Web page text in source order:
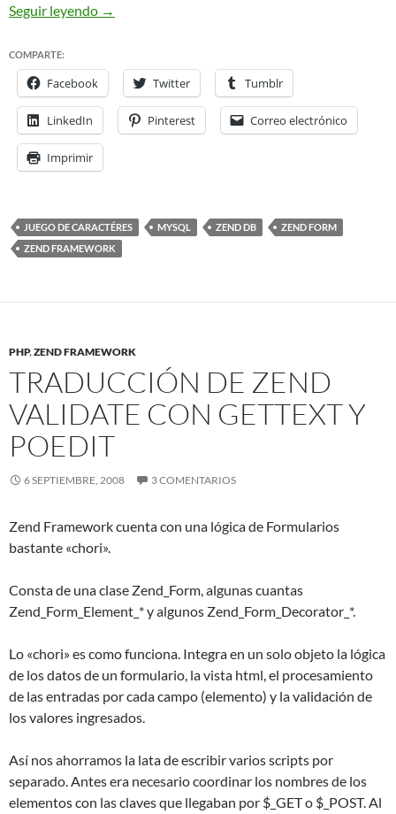
Seguir leyendo ZendFramework: problemas de codificación de
→
COMPARTE:
Facebook Twitter Tumblr
LinkedIn Pinterest Correo electrónico
Imprimir
JUEGO DE CARACTÉRES MYSQL ZEND DB
ZEND FORM
ZEND FRAMEWORK
PHP,ZEND FRAMEWORK
TRADUCCIÓN DE ZEND
VALIDATE CON GETTEXT Y
POEDIT
6 SEPTIEMBRE, 2008 3 COMENTARIOS
Zend Framework cuenta con una lógica de Formularios
bastante «chori».
Consta de una clase Zend_Form, algunas cuantas
Zend_Form_Element_* y algunos Zend_Form_Decorator_*.
Lo «chori» es como funciona. Integra en un solo objeto la lógica
de los datos de un formulario, la vista html, el procesamiento
de las entradas por cada campo (elemento) y la validación de
los valores ingresados.
Así nos ahorramos la lata de escribir varios scripts por
separado. Antes era necesario coordinar los nombres de los
elementos con las claves que llegaban por $_GET o $_POST. Al